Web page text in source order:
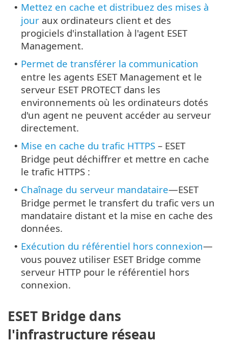
• Mettez en cache et distribuez des mises à
jour aux ordinateurs client et des
progiciels d'installation à l'agent ESET
Management.
• Permet de transférer la communication
entre les agents ESET Management et le
serveur ESET PROTECT dans les
environnements où les ordinateurs dotés
d'un agent ne peuvent accéder au serveur
directement.
• Mise en cache du trafic HTTPS – ESET
Bridge peut déchiffrer et mettre en cache
le trafic HTTPS :
• Chaînage du serveur mandataire—ESET
Bridge permet le transfert du trafic vers un
mandataire distant et la mise en cache des
données.
• Exécution du référentiel hors connexion—
vous pouvez utiliser ESET Bridge comme
serveur HTTP pour le référentiel hors
connexion.
ESET Bridge dans
l'infrastructure réseau